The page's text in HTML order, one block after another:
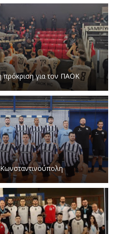
πρόκριση για τον ΠΑΟΚ